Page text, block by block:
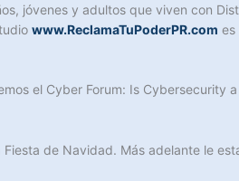
jóvenes y adultos que viven con
www.ReclamaTuPoderPR.com es
el Cyber Forum: Is
de Navidad. Más adelante le